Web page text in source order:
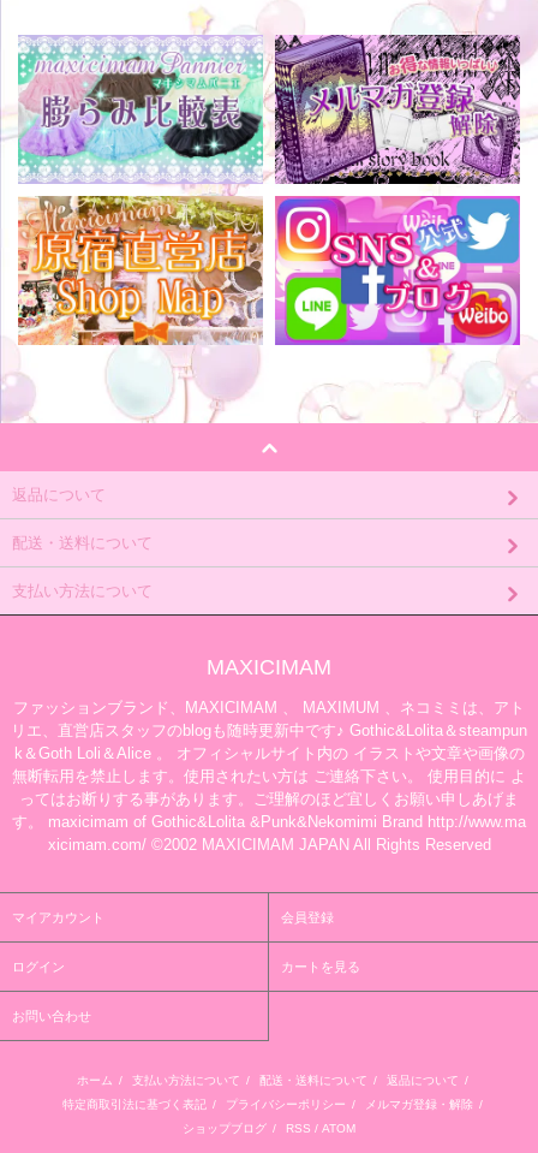
返品について
配送・送料について
支払い方法について
MAXICIMAM
ファッションブランド、MAXICIMAM 、 MAXIMUM 、ネコミミは、アト
リエ、直営店スタッフのblogも随時更新中です♪ Gothic&Lolita＆steampun
k＆Goth Loli＆Alice 。 オフィシャルサイト内の イラストや文章や画像の
無断転用を禁止します。使用されたい方は ご連絡下さい。 使用目的に よ
ってはお断りする事があります。ご理解のほど宜しくお願い申しあげま
す。 maxicimam of Gothic&Lolita &Punk&Nekomimi Brand http://www.ma
xicimam.com/ ©2002 MAXICIMAM JAPAN All Rights Reserved
マイアカウント 会員登録
ログイン カートを見る
お問い合わせ
ホーム / 支払い方法について / 配送・送料について / 返品について /
特定商取引法に基づく表記 / プライバシーポリシー / メルマガ登録・解除 /
ショップブログ / RSS / ATOM